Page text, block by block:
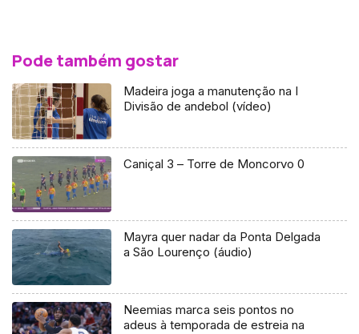
Pode também gostar
Madeira joga a manutenção na I
Divisão de andebol (vídeo)
Caniçal 3 – Torre de Moncorvo 0
Mayra quer nadar da Ponta Delgada
a São Lourenço (áudio)
Neemias marca seis pontos no
adeus à temporada de estreia na